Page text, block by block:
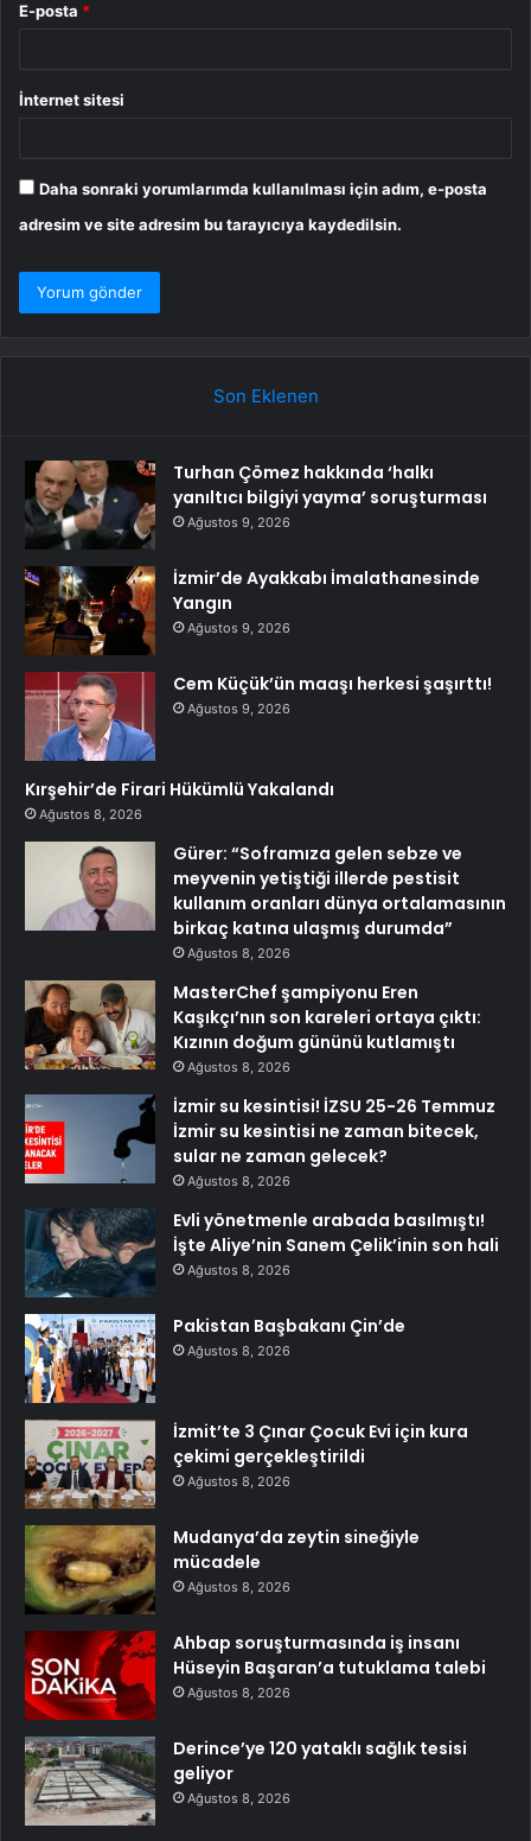
E-posta *
İnternet sitesi
Daha sonraki yorumlarımda kullanılması için adım, e-posta
adresim ve site adresim bu tarayıcıya kaydedilsin.
Son Eklenen
Turhan Çömez hakkında ‘halkı
yanıltıcı bilgiyi yayma’ soruşturması
Ağustos 9, 2026
İzmir’de Ayakkabı İmalathanesinde
Yangın
Ağustos 9, 2026
Cem Küçük’ün maaşı herkesi şaşırttı!
Ağustos 9, 2026
Kırşehir’de Firari Hükümlü Yakalandı
Ağustos 8, 2026
Gürer: “Soframıza gelen sebze ve
meyvenin yetiştiği illerde pestisit
kullanım oranları dünya ortalamasının
birkaç katına ulaşmış durumda”
Ağustos 8, 2026
MasterChef şampiyonu Eren
Kaşıkçı’nın son kareleri ortaya çıktı:
Kızının doğum gününü kutlamıştı
Ağustos 8, 2026
İzmir su kesintisi! İZSU 25-26 Temmuz
İzmir su kesintisi ne zaman bitecek,
sular ne zaman gelecek?
Ağustos 8, 2026
Evli yönetmenle arabada basılmıştı!
İşte Aliye’nin Sanem Çelik’inin son hali
Ağustos 8, 2026
Pakistan Başbakanı Çin’de
Ağustos 8, 2026
İzmit’te 3 Çınar Çocuk Evi için kura
çekimi gerçekleştirildi
Ağustos 8, 2026
Mudanya’da zeytin sineğiyle
mücadele
Ağustos 8, 2026
Ahbap soruşturmasında iş insanı
Hüseyin Başaran’a tutuklama talebi
Ağustos 8, 2026
Derince’ye 120 yataklı sağlık tesisi
geliyor
Ağustos 8, 2026